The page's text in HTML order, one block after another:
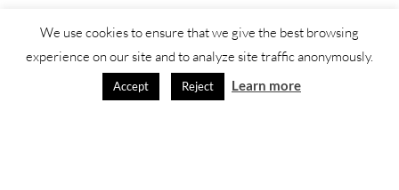
®2025 • 법적 공지•
We use cookies to ensure that we give the best browsing
experience on our site and to analyze site traffic anonymously.
Accept Reject Learn more